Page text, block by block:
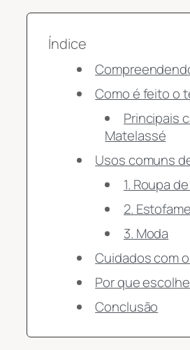
Índice
Como é feito o
Principais
Matelassé
Usos comuns
1. Roupa
2.
3. Moda
Cuidados com
Por que
Conclusão